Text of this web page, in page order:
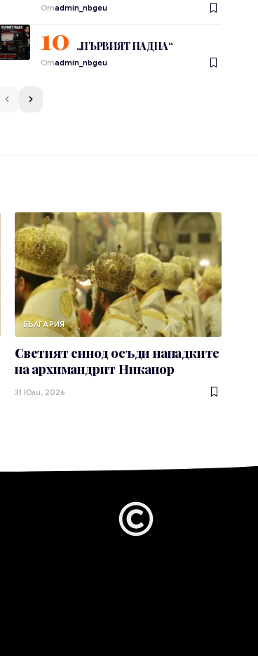
Отadmin_nbgeu
„ПЪРВИЯТ ПАДНА“
Отadmin_nbgeu
БЪЛГАРИЯ
Светият синод осъди нападките
на архимандрит Никанор
31 Юли, 2026